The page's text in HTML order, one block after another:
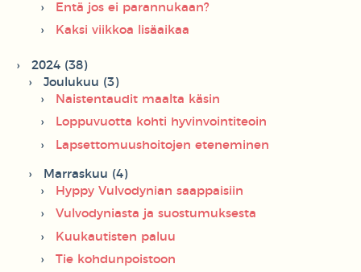
Entä jos ei parannukaan?
Kaksi viikkoa lisäaikaa
2024 (38)
Joulukuu (3)
Naistentaudit maalta käsin
Loppuvuotta kohti hyvinvointiteoin
Lapsettomuushoitojen eteneminen
Marraskuu (4)
Hyppy Vulvodynian saappaisiin
Vulvodyniasta ja suostumuksesta
Kuukautisten paluu
Tie kohdunpoistoon